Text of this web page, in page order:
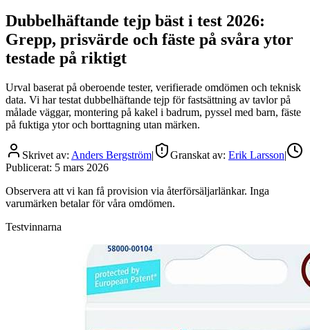
Dubbelhäftande tejp bäst i test 2026:
Grepp, prisvärde och fäste på svåra ytor
testade på riktigt
Urval baserat på oberoende tester, verifierade omdömen och teknisk
data. Vi har testat dubbelhäftande tejp för fastsättning av tavlor på
målade väggar, montering på kakel i badrum, pyssel med barn, fäste
på fuktiga ytor och borttagning utan märken.
Skrivet av: Anders Bergström| Granskat av: Erik Larsson|
Publicerat: 5 mars 2026
Observera att vi kan få provision via återförsäljarlänkar. Inga
varumärken betalar för våra omdömen.
Testvinnarna